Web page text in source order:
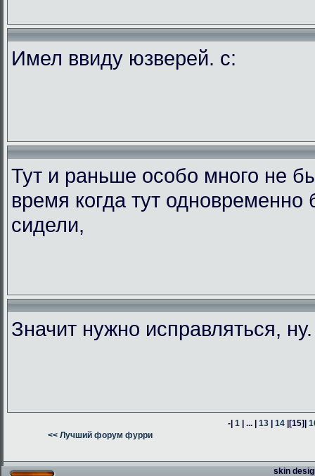
Имел ввиду юзверей. с:
Тут и раньше особо много не
время когда тут
сидели,
Значит нужно исправляться,
-|1 | ... |13 |14 |[15]|
<< Лучший форум фурри
skin